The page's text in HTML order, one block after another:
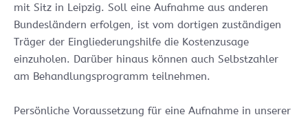
mit Sitz in Leipzig. Soll eine Aufnahme aus anderen
Bundesländern erfolgen, ist vom dortigen zuständigen
Träger der Eingliederungshilfe die Kostenzusage
einzuholen. Darüber hinaus können auch Selbstzahler
am Behandlungsprogramm teilnehmen.
Persönliche Voraussetzung für eine Aufnahme in unserer